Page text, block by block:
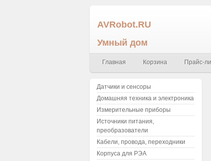
AVRobot.RU
Умный дом
Главная Корзина Прайс-
Датчики и сенсоры
Домашняя техника и электроника
Измерительные приборы
Источники питания,
преобразователи
Кабели, провода, переходники
Корпуса для РЭА